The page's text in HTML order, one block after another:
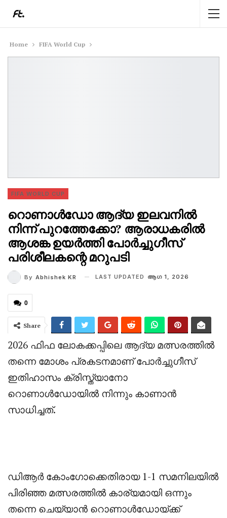
Home FIFA World Cup
FIFA WORLD CUP
റൊണാൾഡോ ആദ്യ ഇലവനിൽ
നിന്ന് പുറത്തേക്കോ? ആരാധകരിൽ
ആശങ്ക ഉയർത്തി പോർച്ചുഗീസ്
പരിശീലകന്റെ മറുപടി
By Abhishek KR LAST UPDATED ആഗ 1, 2026
0
Share
2026 ഫിഫ ലോകക്കപ്പിലെ ആദ്യ മത്സരത്തിൽ
തന്നെ മോശം പ്രകടനമാണ് പോർച്ചുഗീസ്
ഇതിഹാസം ക്രിസ്ത്യാനോ
റൊണാൾഡോയിൽ നിന്നും കാണാൻ
സാധിച്ചത്.
‎ഡിആർ കോംഗോക്കെതിരായ 1-1 സമനിലയിൽ
പിരിഞ്ഞ മത്സരത്തിൽ കാര്യമായി ഒന്നും
തന്നെ ചെയ്യാൻ റൊണാൾഡോയ്ക്ക്